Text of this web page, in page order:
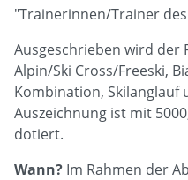
"Trainerinnen/Trainer des
Ausgeschrieben wird der
Alpin/Ski Cross/Freeski,
Kombination, Skilanglauf
Auszeichnung ist mit
dotiert.
Wann? Im Rahmen der